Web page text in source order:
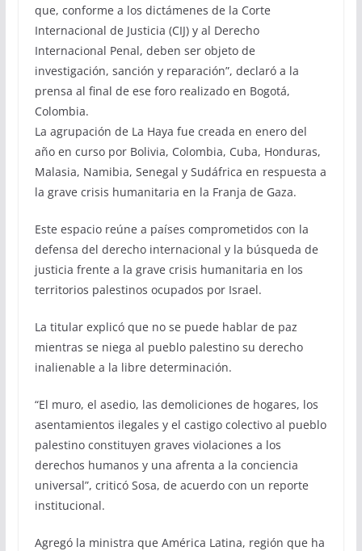
que, conforme a los dictámenes de la Corte
Internacional de Justicia (CIJ) y al Derecho
Internacional Penal, deben ser objeto de
investigación, sanción y reparación”, declaró a la
prensa al final de ese foro realizado en Bogotá,
Colombia.
La agrupación de La Haya fue creada en enero del
año en curso por Bolivia, Colombia, Cuba, Honduras,
Malasia, Namibia, Senegal y Sudáfrica en respuesta a
la grave crisis humanitaria en la Franja de Gaza.
Este espacio reúne a países comprometidos con la
defensa del derecho internacional y la búsqueda de
justicia frente a la grave crisis humanitaria en los
territorios palestinos ocupados por Israel.
La titular explicó que no se puede hablar de paz
mientras se niega al pueblo palestino su derecho
inalienable a la libre determinación.
“El muro, el asedio, las demoliciones de hogares, los
asentamientos ilegales y el castigo colectivo al pueblo
palestino constituyen graves violaciones a los
derechos humanos y una afrenta a la conciencia
universal”, criticó Sosa, de acuerdo con un reporte
institucional.
Agregó la ministra que América Latina, región que ha